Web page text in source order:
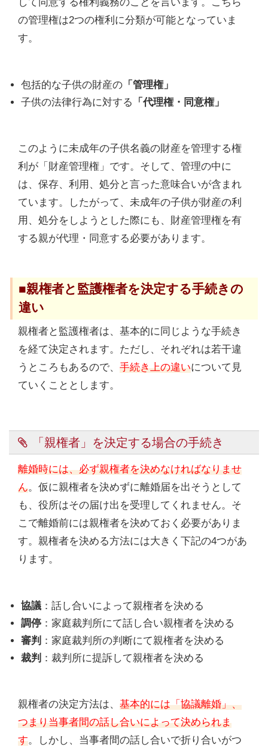
の管理権は2つの権利に分類が可能となっていま
す。
包括的な子供の財産の 「管理権」
子供の法律行為に対する
「代理権・同意権」
このように未成年の子供名義の財産を管理する権
利が「財産管理権」です。そして、管理の中に
は、保存、利用、処分と言った意味合いが含まれ
ています。したがって、未成年の子供が財産の利
用、処分をしようとした際にも、財産管理権を有
する親が代理・同意する必要があります。
■親権者と監護権者を決定する手続きの
違い
親権者と監護権者は、基本的に同じような手続き
を経て決定されます。ただし、それぞれは若干違
うところもあるので、 手続き上の違いについて見
ていくこととします。
「親権者」を決定する場合の手続き
離婚時には、必ず親権者を決めなければなりませ
ん。仮に親権者を決めずに離婚届を出そうとして
も、役所はその届け出を受理してくれません。そ
こで離婚前には親権者を決めておく必要がありま
す。親権者を決める方法には大きく下記の4つがあ
ります。
協議 ：話し合いによって親権者を決める
調停 ：家庭裁判所にて話し合い親権者を決める
審判 ：家庭裁判所の判断にて親権者を決める
裁判 ：裁判所に提訴して親権者を決める
親権者の決定方法は、 基本的には「協議離婚」、
つまり当事者間の話し合いによって決められま
す。しかし、当事者間の話し合いで折り合いがつ